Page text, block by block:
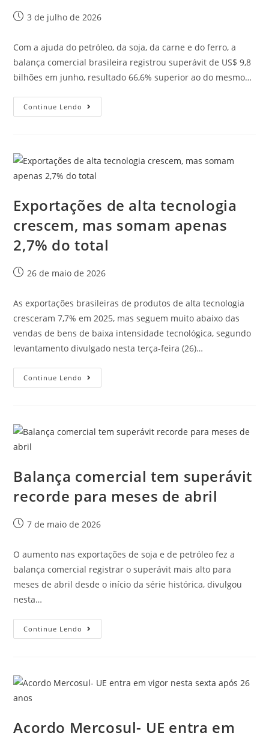
3 de julho de 2026
Com a ajuda do petróleo, da soja, da carne e do ferro, a
balança comercial brasileira registrou superávit de US$ 9,8
bilhões em junho, resultado 66,6% superior ao do mesmo…
Continue Lendo
Exportações de alta tecnologia
crescem, mas somam apenas
2,7% do total
26 de maio de 2026
As exportações brasileiras de produtos de alta tecnologia
cresceram 7,7% em 2025, mas seguem muito abaixo das
vendas de bens de baixa intensidade tecnológica, segundo
levantamento divulgado nesta terça-feira (26)…
Continue Lendo
Balança comercial tem superávit
recorde para meses de abril
7 de maio de 2026
O aumento nas exportações de soja e de petróleo fez a
balança comercial registrar o superávit mais alto para
meses de abril desde o início da série histórica, divulgou
nesta…
Continue Lendo
Acordo Mercosul- UE entra em